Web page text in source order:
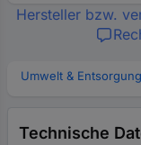
Hersteller bzw.
Umwelt &
Technische